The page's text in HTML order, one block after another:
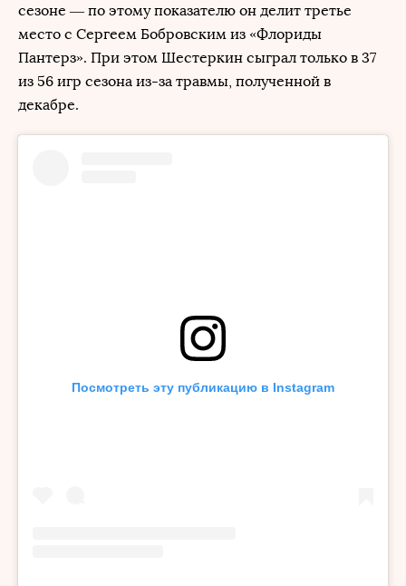
сезоне — по этому показателю он делит третье
место с Сергеем Бобровским из «Флориды
Пантерз». При этом Шестеркин сыграл только в 37
из 56 игр сезона из-за травмы, полученной в
декабре.
Посмотреть эту публикацию в Instagram